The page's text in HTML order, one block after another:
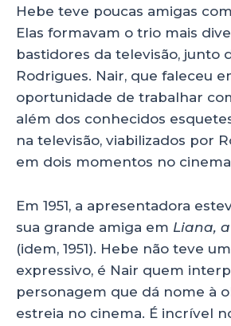
Hebe teve poucas amigas
Elas formavam o trio mais
bastidores da televisão, junto
Rodrigues. Nair, que faleceu
oportunidade de trabalhar
além dos conhecidos
na televisão, viabilizados por
em dois momentos no
Em 1951, a apresentadora
sua grande amiga em Liana,
(idem, 1951). Hebe não teve
expressivo, é Nair quem
personagem que dá nome à
estreia no cinema. É incrível